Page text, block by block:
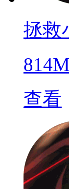
拯救
查看